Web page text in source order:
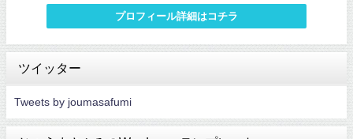
プロフィール詳細はコチラ
ツイッター
Tweets by joumasafumi